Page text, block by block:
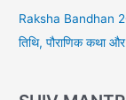
Raksha Bandhan
तिथि, पौराणिक कथा